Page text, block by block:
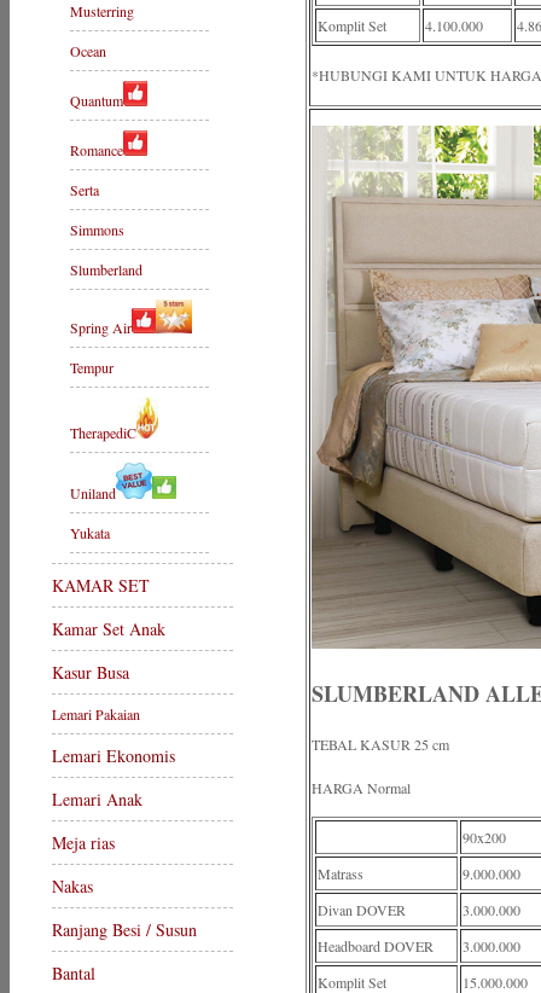
Musterring
Ocean
Quantum
Romance
Serta
Simmons
Slumberland
Spring Air
Tempur
TherapediC
Uniland
Yukata
KAMAR SET
Kamar Set Anak
Kasur Busa
Lemari Pakaian
Lemari Ekonomis
Lemari Anak
Meja rias
Nakas
Ranjang Besi / Susun
Bantal
Komplit Set
4.100.000
*HUBUNGI KAMI UNTUK
SLUMBERLAND
TEBAL KASUR 25 cm
HARGA Normal
90x200
Matrass
9.000.000
Divan DOVER
3.000.000
Headboard DOVER
3.000.000
Komplit Set
15.000.000